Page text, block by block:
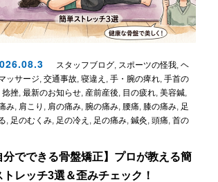
スタッフブログ, スポーツの怪我, ヘ
ッサージ, 交通事故, 寝違え , 手・腕の痺れ, 手首の
捻挫, 最新のお知らせ, 産前産後, 目の疲れ, 美容鍼,
み, 肩こり , 肩の痛み, 腕の痛み, 腰痛, 膝の痛み, 足
, 足のむくみ, 足の冷え , 足の痛み, 鍼灸, 頭痛, 首の
分でできる骨盤矯正】プロが教える簡
トレッチ3選＆歪みチェック！